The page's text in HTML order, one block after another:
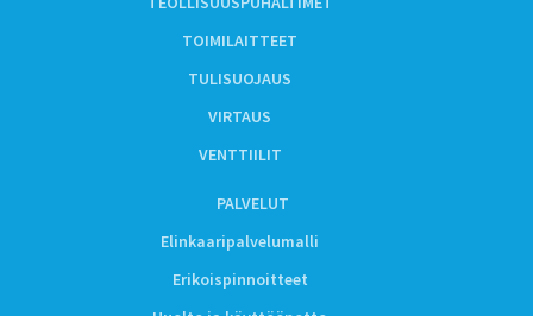
TOIMILAITTEET
TULISUOJAUS
VIRTAUS
VENTTIILIT
PALVELUT
Elinkaaripalvelumalli
Erikoispinnoitteet